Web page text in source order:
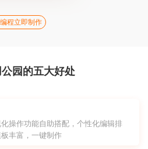
程立即制作
园的五大好处
操作功能自助搭配，个性化编辑排
丰富，一键制作